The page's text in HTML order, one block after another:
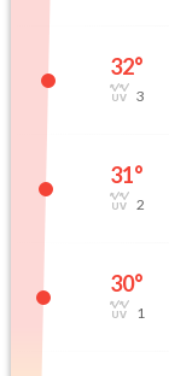
32°
3
31°
2
30°
1